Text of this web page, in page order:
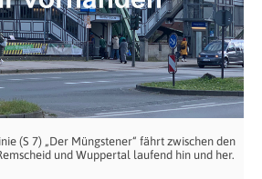
(S 7) „Der Müngstener“ fährt zwischen den
und Wuppertal laufend hin und her.